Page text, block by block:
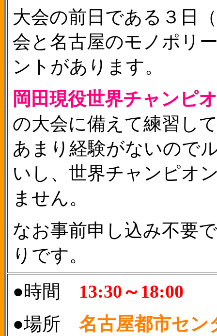
大会の前日である３日
会と名古屋のモノポリ
ントがあります。
岡田現役世界チャンピ
の大会に備えて練習し
あまり経験がないので
いし、世界チャンピオ
ません。
なお事前申し込み不要
りです。
●時間 13:30～18:00
●場所 名古屋都市セ